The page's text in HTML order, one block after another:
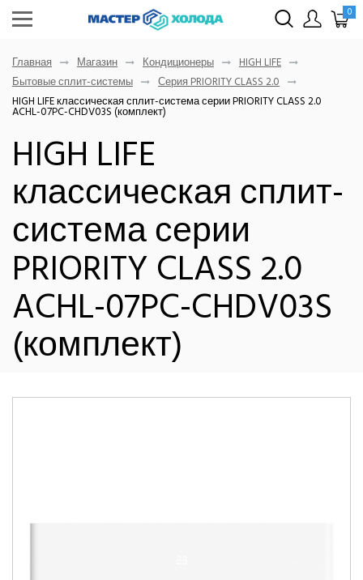
0
Главная Магазин Кондиционеры
HIGH LIFE
Бытовые сплит-системы
Серия PRIORITY CLASS 2.0
HIGH LIFE классическая сплит-система серии PRIORITY CLASS 2.0
ACHL-07PC-CHDV03S (комплект)
HIGH LIFE
классическая сплит-
система серии
PRIORITY CLASS 2.0
ACHL-07PC-CHDV03S
(комплект)